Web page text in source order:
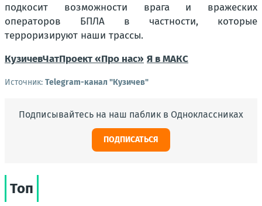
подкосит возможности врага и вражеских
операторов БПЛА в частности, которые
терроризируют наши трассы.
КузичевЧатПроект «Про нас» Я в МАКС
Источник: Telegram-канал "Кузичев"
Подписывайтесь на наш паблик в Одноклассниках
ПОДПИСАТЬСЯ
Топ